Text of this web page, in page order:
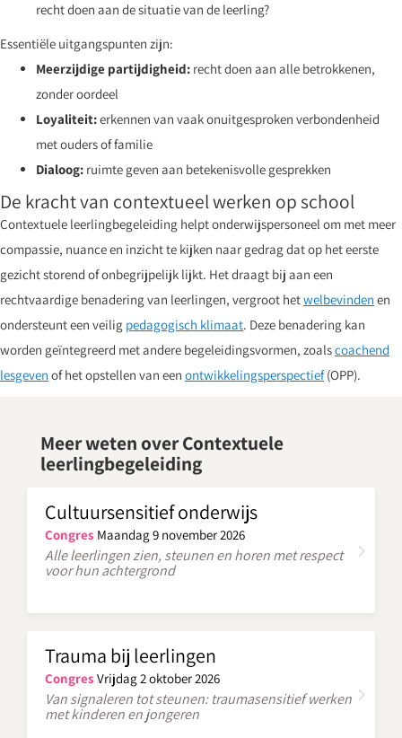
recht doen aan de situatie van de leerling?
Essentiële uitgangspunten zijn:
Meerzijdige partijdigheid: recht doen aan alle betrokkenen,
zonder oordeel
Loyaliteit:erkennen van vaak onuitgesproken verbondenheid
met ouders of familie
Dialoog: ruimte geven aan betekenisvolle gesprekken
De kracht van contextueel werken op school
Contextuele leerlingbegeleiding helpt onderwijspersoneel om met meer
compassie, nuance en inzicht te kijken naar gedrag dat op het eerste
gezicht storend of onbegrijpelijk lijkt. Het draagt bij aan een
rechtvaardige benadering van leerlingen, vergroot hetwelbevinden en
ondersteunt een veilig pedagogisch klimaat. Deze benadering kan
worden geïntegreerd met andere begeleidingsvormen, zoalscoachend
lesgeven of het opstellen van een ontwikkelingsperspectief(OPP).
Meer weten over Contextuele
leerlingbegeleiding
Cultuursensitief onderwijs
Congres Maandag 9 november 2026
Alle leerlingen zien, steunen en horen met respect
voor hun achtergrond
Trauma bij leerlingen
Congres Vrijdag 2 oktober 2026
Van signaleren tot steunen: traumasensitief werken
met kinderen en jongeren